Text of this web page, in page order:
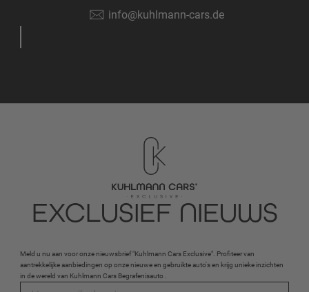
info@kuhlmann-cars.de
EXCLUSIEF NIEUWS
Meld u nu aan voor onze nieuwsbrief "Kuhlmann Cars Exclusive". Profiteer van
aantrekkelijke aanbiedingen op onze nieuwe en gebruikte auto's en krijg unieke inzichten
in de wereld van Kuhlmann Cars Begrafenisauto .